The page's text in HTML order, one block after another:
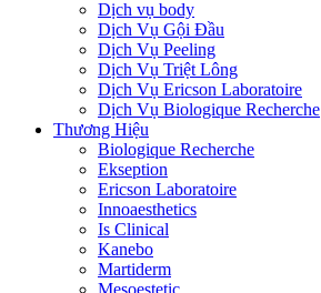
Dịch vụ body
Dịch Vụ Gội Đầu
Dịch Vụ Peeling
Dịch Vụ Triệt Lông
Dịch Vụ Ericson Laboratoire
Dịch Vụ Biologique Recherche
Thương Hiệu
Biologique Recherche
Ekseption
Ericson Laboratoire
Innoaesthetics
Is Clinical
Kanebo
Martiderm